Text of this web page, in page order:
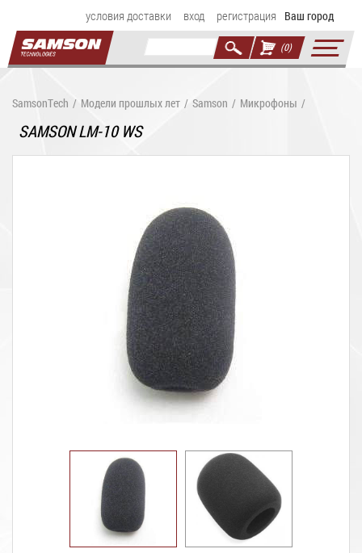
условия доставки вход регистрация Ваш город
(0)
SamsonTech / Модели прошлых лет / Samson / Микрофоны /
SAMSON LM-10 WS